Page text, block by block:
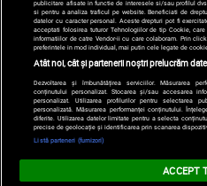
publicitare afisate in functie de interesele si/sau profilul
si pentru a analiza traficul pe website. Beneficiati de
datelor cu caracter personal. Aceste drepturi pot fi
acceptati folosirea tuturor Tehnologiilor de tip Cookie,
informatiilor de catre Vendor-ii cu care colaboram. Prin click
preferintele in mod individual, mai putin cele legate de
Atât noi, cât și partenerii noștri prelucrăm
Dezvoltarea și îmbunătățirea serviciilor. Măsurarea
conținutului personalizat. Stocarea și/sau accesarea
personalizat. Utilizarea profilurilor pentru selectarea
personalizată. Măsurarea performanței conținutului.
diferite. Utilizarea datelor limitate pentru a selecta
precise de geolocație și identificarea prin scanarea
Listă parteneri (furnizori)
ACCEPT